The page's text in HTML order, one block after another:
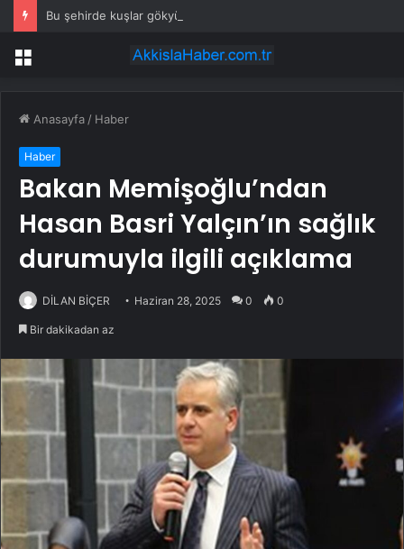
Bu şehirde kuşlar gökyüzünden patır patır düşüyor
Menü
Anasayfa / Haber
Haber
Bakan Memişoğlu’ndan
Hasan Basri Yalçın’ın sağlık
durumuyla ilgili açıklama
DİLAN BİÇER Haziran 28, 2025 0 0
Bir dakikadan az